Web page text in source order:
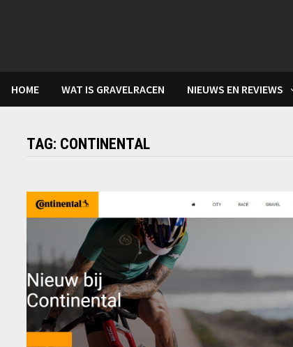
HOME WAT IS GRAVELRACEN NIEUWS EN REVIEWS
TAG: CONTINENTAL